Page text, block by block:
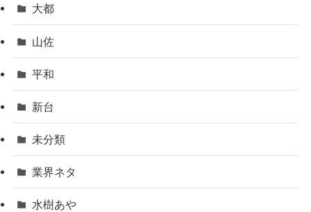
大都
山佐
平和
新台
未分類
業界ネタ
水樹あや